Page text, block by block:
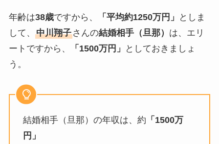
年齢は38歳ですから、 「平均約1250万円」
としま
して、 中川翔子さんの結婚相手（旦那） は、エリ
ートですから、
「1500万円」
としておきましょ
う。
結婚相手（旦那）の年収は、約 「1500万
円」